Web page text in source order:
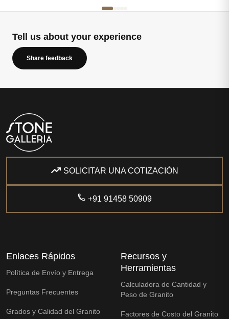
Tell us about your experience
Share feedback
SOLICITAR UNA COTIZACIÓN
+91 91458 50909
Enlaces Rápidos
Política de Envío y Entrega
Preguntas Frecuentes
Grados y Calidad del Granito
Recursos y
Herramientas
Calculadora de Cantidad y
Peso de Granito
Factores de Costo del Granito